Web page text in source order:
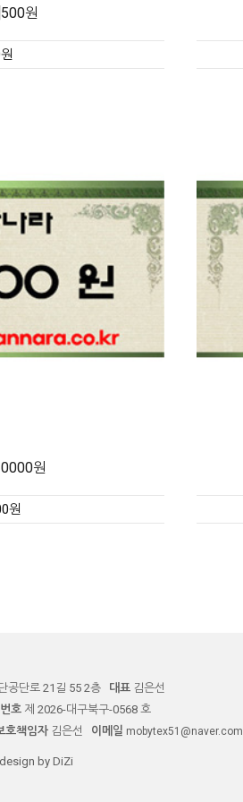
원
원
원
공단로 21길 55 2층 대표 김은선
호 제 2026-대구북구-0568 호
호책임자 김은선 이메일 mobytex51@naver.com
by DiZi